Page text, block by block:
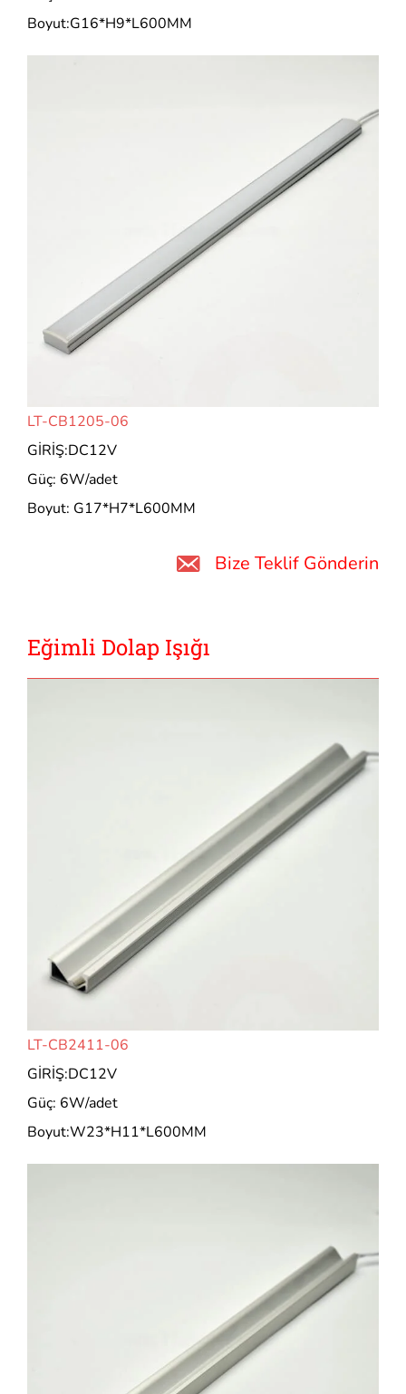
Boyut:G16*H9*L600MM
LT-CB1205-06
GİRİŞ:DC12V
Güç: 6W/adet
Boyut: G17*H7*L600MM
Bize Teklif Gönderin
Eğimli Dolap Işığı
LT-CB2411-06
GİRİŞ:DC12V
Güç: 6W/adet
Boyut:W23*H11*L600MM